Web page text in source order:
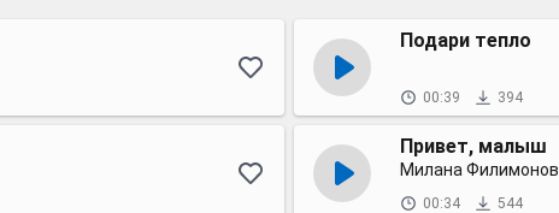
Подари тепло
00:39 394
Привет, малыш
Милана
00:34 544